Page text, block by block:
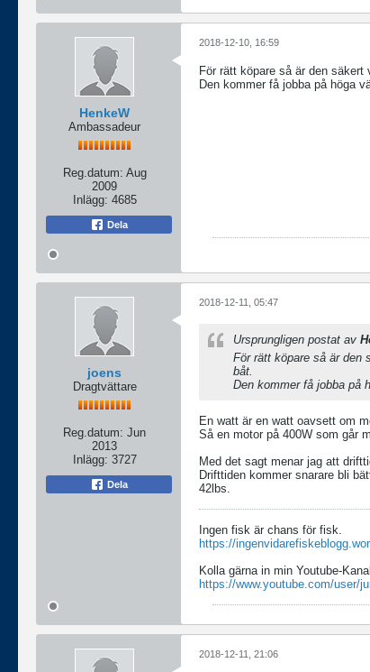
HenkeW
Ambassadeur
Reg.datum: Aug
2009
Inlägg: 4685
Dela
2018-12-10, 16:59
För rätt köpare så är den
Den kommer få jobba på höga
joens
Dragtvättare
Reg.datum: Jun
2013
Inlägg: 3727
Dela
2018-12-11, 05:47
Ursprungligen postat av
För rätt köpare så är den
båt.
Den kommer få jobba på
En watt är en watt oavsett om
Så en motor på 400W som går
Med det sagt menar jag att
Drifttiden kommer snarare bli
42lbs.
Ingen fisk är chans för fisk.
https://
Kolla gärna in min Youtube-
https://www.youtube.com/user/
2018-12-11, 21:06